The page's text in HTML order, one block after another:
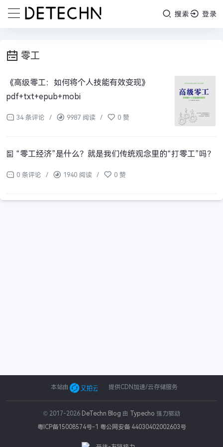
搜索 登录
零工
《高级零工：如何将个人技能有效变现》
pdf+txt+epub+mobi
34 条评论 / 9987 阅读 / 0 赞
“零工经济”是什么？就是我们传统观念里的“打零工”吗？
0 条评论 / 1940 阅读 / 0 赞
本站由 提供CDN加速/云存储服务
© 2017-2026 DeTechn Blog 由 Typecho 强力驱动
粤ICP备15008574号-1 粤公网安备 44030402002603号